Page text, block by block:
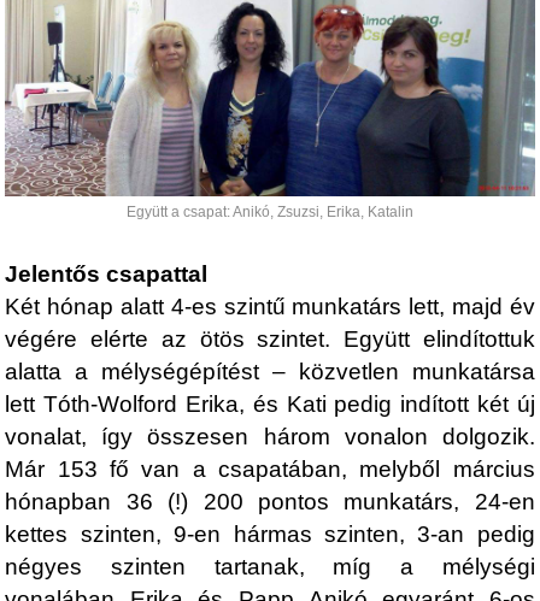
Együtt a csapat: Anikó, Zsuzsi, Erika, Katalin
Jelentős csapattal
Két hónap alatt 4-es szintű munkatárs lett, majd év
végére elérte az ötös szintet. Együtt elindítottuk
alatta a mélységépítést – közvetlen munkatársa
lett Tóth-Wolford Erika, és Kati pedig indított két új
vonalat, így összesen három vonalon dolgozik.
Már 153 fő van a csapatában, melyből március
hónapban 36 (!) 200 pontos munkatárs, 24-en
kettes szinten, 9-en hármas szinten, 3-an pedig
négyes szinten tartanak, míg a mélységi